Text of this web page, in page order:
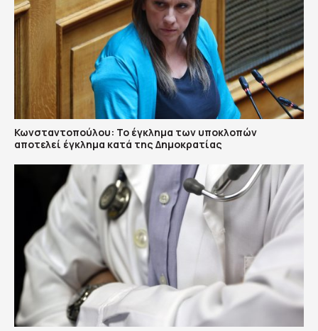
Κωνσταντοπούλου: Το έγκλημα των υποκλοπών
αποτελεί έγκλημα κατά της Δημοκρατίας